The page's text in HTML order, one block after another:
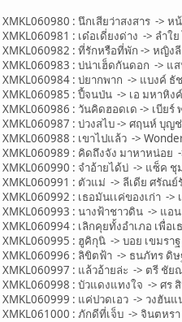
XMKL060980 : นึกเสียว่าสงสาร -> ห
XMKL060981 : เด๋อเดี่ยงด่าง -> ลำใ
XMKL060982 : ที่รักหรือที่พัก -> หญิง
XMKL060983 : บ่น่าเฮ็ดกันดอก -> แ
XMKL060984 : บ่ยากพาก -> แบงค์ ธั
XMKL060985 : ปี้จนป่น -> เอ มหาหิ
XMKL060986 : วันคิดฮอดเด -> เบียร์
XMKL060987 : บ่วงสไบ -> ศฤนห์ บุญ
XMKL060988 : เขาไปแล้ว ->
XMKL060989 : คิดถึงจัง มาหาหน่อย
XMKL060990 : จำอ้ายได้บ่ -> แซ็ค
XMKL060991 : ตัวแม่ -> ลีเดีย ศรัณย์
XMKL060992 : เธอมันเเค่ของเก่า ->
XMKL060993 : นางฟ้าชาวดิน -> แอ
XMKL060994 : เลิกคุยทั้งอำเภอ เพื่อ
XMKL060995 : ฮูคิกุนิ -> บอย เขมราฐ
XMKL060996 : ลิขิตฟ้า -> ธนภัทร ดิ
XMKL060997 : แล้วอ้ายล่ะ -> ตรี ชัย
XMKL060998 : บัวแดงแทงใจ -> ศร
XMKL060999 : แค่ปวดเอว -> วงฮันแ
XMKL061000 : ภักดีที่เจ็บ -> จินตหร